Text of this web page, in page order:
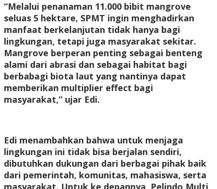
“Melalui penanaman 11.000 bibit mangrove
seluas 5 hektare, SPMT ingin menghadirkan
manfaat berkelanjutan tidak hanya bagi
lingkungan, tetapi juga masyarakat sekitar.
Mangrove berperan penting sebagai benteng
alami dari abrasi dan sebagai habitat bagi
berbabagi biota laut yang nantinya dapat
memberikan multiplier effect bagi
masyarakat,” ujar Edi.
Edi menambahkan bahwa untuk menjaga
lingkungan ini tidak bisa berjalan sendiri,
dibutuhkan dukungan dari berbagai pihak baik
dari pemerintah, komunitas, mahasiswa, serta
masyarakat. Untuk ke depannya, Pelindo Multi